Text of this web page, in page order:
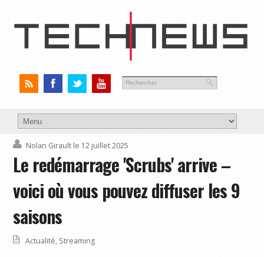
Nolan Girault le 12 juillet 2025
Le redémarrage 'Scrubs' arrive –
voici où vous pouvez diffuser les 9
saisons
Actualité, Streaming